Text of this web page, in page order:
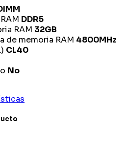
DDR5
RAM 32GB
de memoria RAM 4800MHz
CL40
No